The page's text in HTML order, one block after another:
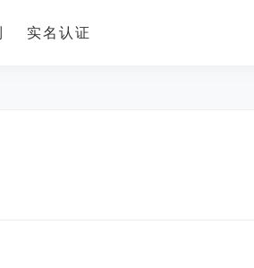
实名认证